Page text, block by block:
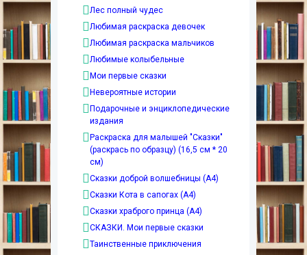
Лес полный чудес
Любимая раскраска девочек
Любимая раскраска мальчиков
Любимые колыбельные
Мои первые сказки
Невероятные истории
Подарочные и энциклопедические
издания
Раскраска для малышей "Сказки"
(раскрась по образцу) (16,5 см * 20
см)
Сказки доброй волшебницы (А4)
Сказки Кота в сапогах (А4)
Сказки храброго принца (А4)
СКАЗКИ. Мои первые сказки
Таинственные приключения